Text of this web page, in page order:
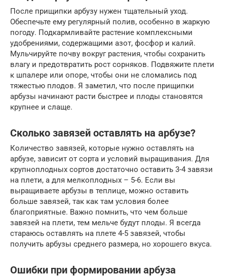
После прищипки арбузу нужен тщательный уход.
Обеспечьте ему регулярный полив, особенно в жаркую
погоду. Подкармливайте растение комплексными
удобрениями, содержащими азот, фосфор и калий.
Мульчируйте почву вокруг растения, чтобы сохранить
влагу и предотвратить рост сорняков. Подвяжите плети
к шпалере или опоре, чтобы они не сломались под
тяжестью плодов. Я заметил, что после прищипки
арбузы начинают расти быстрее и плоды становятся
крупнее и слаще.
Сколько завязей оставлять на арбузе?
Количество завязей, которые нужно оставлять на
арбузе, зависит от сорта и условий выращивания. Для
крупноплодных сортов достаточно оставить 3-4 завязи
на плети, а для мелкоплодных – 5-6. Если вы
выращиваете арбузы в теплице, можно оставить
больше завязей, так как там условия более
благоприятные. Важно помнить, что чем больше
завязей на плети, тем мельче будут плоды. Я всегда
стараюсь оставлять на плете 4-5 завязей, чтобы
получить арбузы среднего размера, но хорошего вкуса.
Ошибки при формировании арбуза